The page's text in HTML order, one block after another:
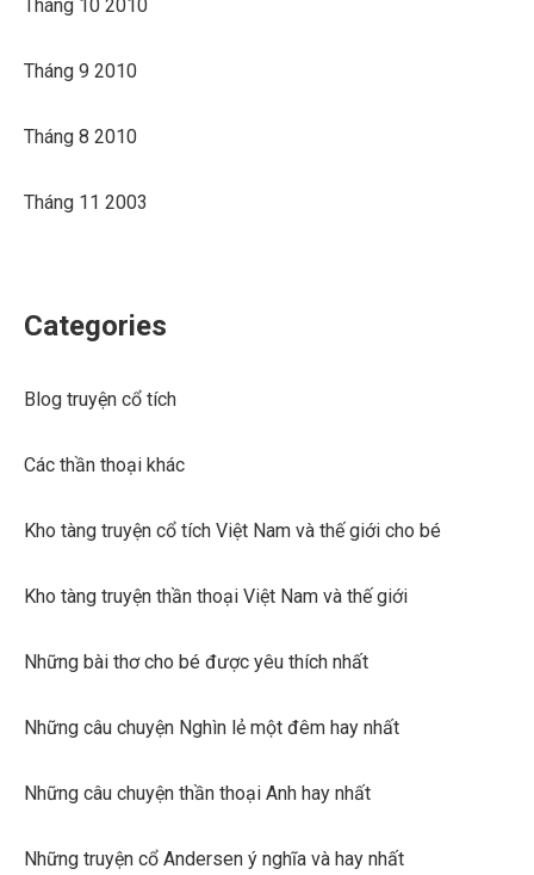
Tháng 10 2010
Tháng 9 2010
Tháng 8 2010
Tháng 11 2003
Categories
Blog truyện cổ tích
Các thần thoại khác
Kho tàng truyện cổ tích Việt Nam và thế giới cho bé
Kho tàng truyện thần thoại Việt Nam và thế giới
Những bài thơ cho bé được yêu thích nhất
Những câu chuyện Nghìn lẻ một đêm hay nhất
Những câu chuyện thần thoại Anh hay nhất
Những truyện cổ Andersen ý nghĩa và hay nhất